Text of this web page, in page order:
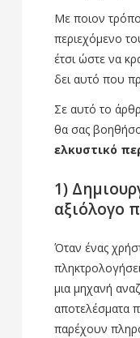
Με ποιον
περιεχόμενο
έτσι ώστε να
δει αυτό που
Σε αυτό το
θα σας
ελκυστικό
1)
αξιόλογο
Όταν ένας
μια μηχανή
αποτελέσματα
παρέχουν